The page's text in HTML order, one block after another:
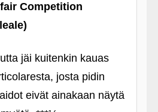
Competition
jäi kuitenkin kauas
josta pidin
eivät ainakaan näytä